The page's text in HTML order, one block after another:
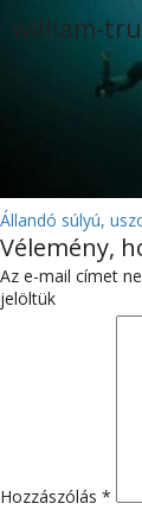
william-
BEJEGYZÉS
NAVIGÁCIÓ
Állandó súlyú,
Vélemény,
Az e-mail címet
jelöltük
Hozzászólás *